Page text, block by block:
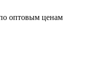
оптовым ценам